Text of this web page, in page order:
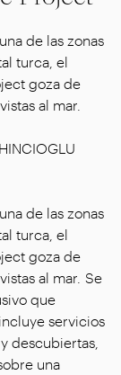
de las zonas
turca, el
goza de
al mar.
de las zonas
turca, el
goza de
al mar. Se
que
servicios
descubiertas,
una